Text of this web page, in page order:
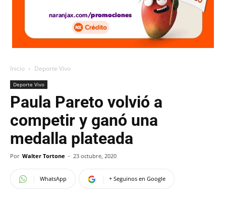
Inicio Deporte Vivo
Deporte Vivo
Paula Pareto volvió a
competir y ganó una
medalla plateada
Por Walter Tortone - 23 octubre, 2020
WhatsApp + Seguinos en Google